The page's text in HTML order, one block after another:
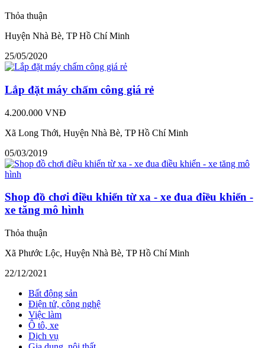
Thỏa thuận
Huyện Nhà Bè, TP Hồ Chí Minh
25/05/2020
Lắp đặt máy chấm công giá rẻ
4.200.000 VNĐ
Xã Long Thới, Huyện Nhà Bè, TP Hồ Chí Minh
05/03/2019
Shop đồ chơi điều khiển từ xa - xe đua điều khiển -
xe tăng mô hình
Thỏa thuận
Xã Phước Lộc, Huyện Nhà Bè, TP Hồ Chí Minh
22/12/2021
Bất động sản
Điện tử, công nghệ
Việc làm
Ô tô, xe
Dịch vụ